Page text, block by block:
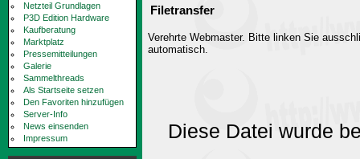
Netzteil Grundlagen
P3D Edition Hardware
Kaufberatung
Marktplatz
Pressemitteilungen
Galerie
Sammelthreads
Als Startseite setzen
Den Favoriten hinzufügen
Server-Info
News einsenden
Impressum
Filetransfer
Verehrte Webmaster. Bitte linken Sie
automatisch.
Diese Datei wurde